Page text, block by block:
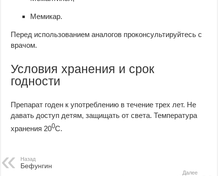
Мемикар.
Перед использованием аналогов проконсультируйтесь с
врачом.
Условия хранения и срок
годности
Препарат годен к употреблению в течение трех лет. Не
давать доступ детям, защищать от света. Температура
хранения 200С.
Назад
Бефунгин
Далее